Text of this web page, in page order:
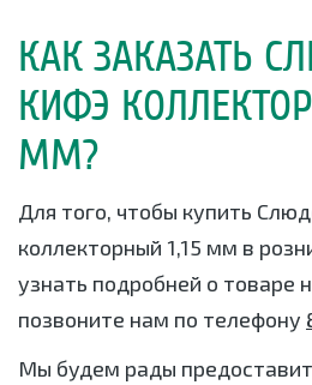
КАК ЗАКАЗАТЬ
КИФЭ
ММ?
Для того, чтобы купить
коллекторный 1,15 мм в
узнать подробней о товаре
позвоните нам по телефону
Мы будем рады